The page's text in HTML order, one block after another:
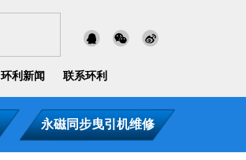
环利新闻 联系环利
永磁同步曳引机维修